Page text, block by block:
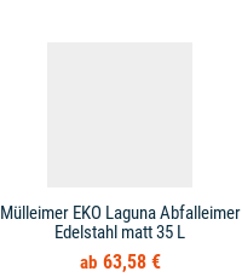
Mülleimer EKO Laguna Abfalleimer
Edelstahl matt 35 L
63,58 €